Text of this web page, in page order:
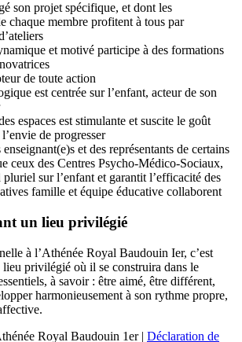
son projet spécifique, et dont les
chaque membre profitent à tous par
et motivé participe à des formations
de toute action
est centrée sur l’enfant, acteur de son
espaces est stimulante et suscite le goût
de progresser
et des représentants de certains
ceux des Centres Psycho-Médico-Sociaux,
pluriel sur l’enfant et garantit l’efficacité des
famille et équipe éducative collaborent
un lieu privilégié
à l’Athénée Royal Baudouin Ier, c’est
privilégié où il se construira dans le
à savoir : être aimé, être différent,
harmonieusement à son rythme propre,
Royal Baudouin 1er | Déclaration de